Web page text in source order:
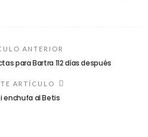
ANTERIOR
para Bartra 112 días después
ARTÍCULO
enchufa al Betis